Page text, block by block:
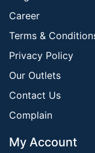
Career
Terms &
Privacy Policy
Our Outlets
Contact Us
Complain
My Account